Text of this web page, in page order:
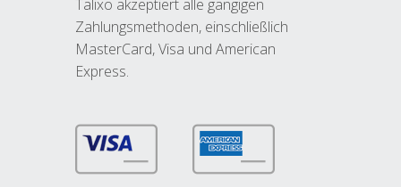
Talixo akzeptiert alle gängigen
Zahlungsmethoden, einschließlich
MasterCard, Visa und American
Express.